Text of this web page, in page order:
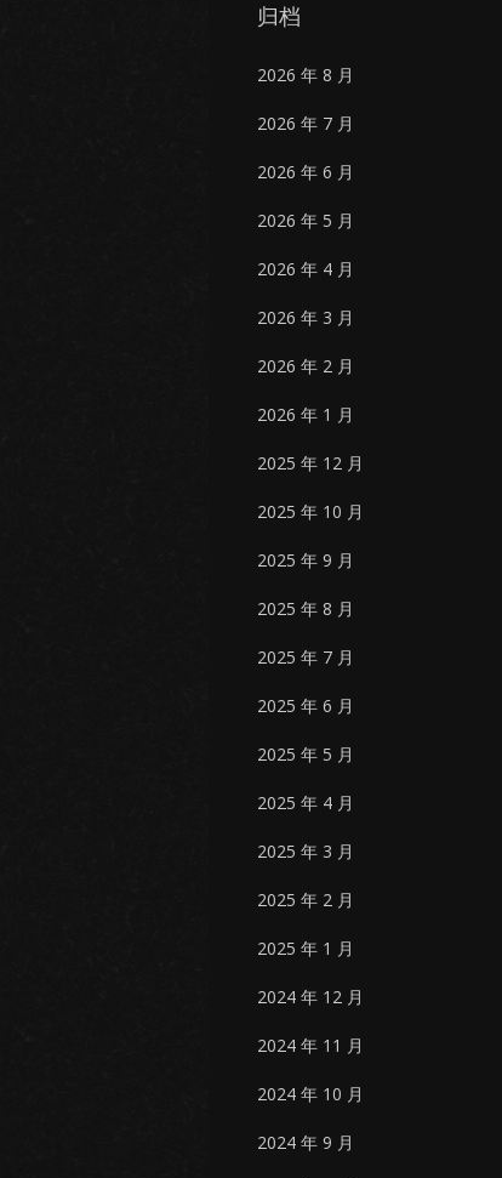
归档
2026 年 8 月
2026 年 7 月
2026 年 6 月
2026 年 5 月
2026 年 4 月
2026 年 3 月
2026 年 2 月
2026 年 1 月
2025 年 12 月
2025 年 10 月
2025 年 9 月
2025 年 8 月
2025 年 7 月
2025 年 6 月
2025 年 5 月
2025 年 4 月
2025 年 3 月
2025 年 2 月
2025 年 1 月
2024 年 12 月
2024 年 11 月
2024 年 10 月
2024 年 9 月